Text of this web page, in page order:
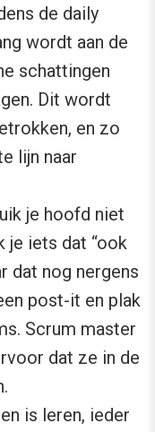
de daily
wordt aan de
schattingen
Dit wordt
en zo
lijn naar
je hoofd niet
je iets dat “ook
dat nog nergens
post-it en plak
Scrum master
dat ze in de
is leren, ieder